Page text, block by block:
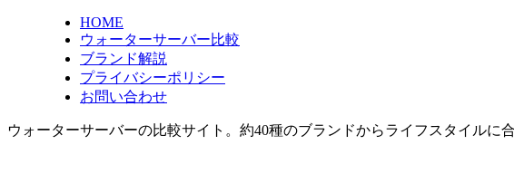
HOME
ウォーターサーバー比較
ブランド解説
プライバシーポリシー
お問い合わせ
ウォーターサーバーの比較サイト。約40種のブランドからライフスタイルに